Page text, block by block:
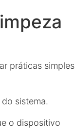
práticas simples
sistema.
o dispositivo